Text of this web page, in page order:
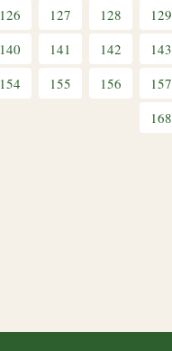
126
127 128 129
140
141 142 143
154
155 156 157
168